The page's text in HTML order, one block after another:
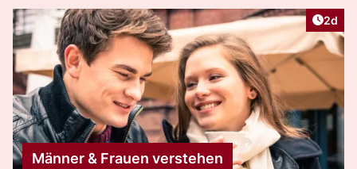
2d
Männer & Frauen verstehen